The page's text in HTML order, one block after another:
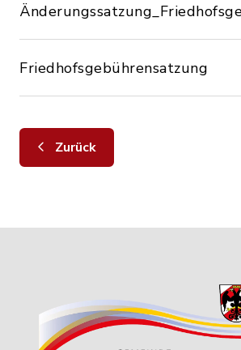
Friedhofsgebührensatzung
Zurück